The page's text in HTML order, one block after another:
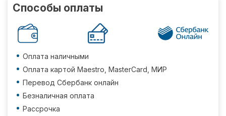
Способы оплаты
Оплата наличными
Оплата картой Maestro, MasterCard, МИР
Перевод Сбербанк онлайн
Безналичная оплата
Рассрочка